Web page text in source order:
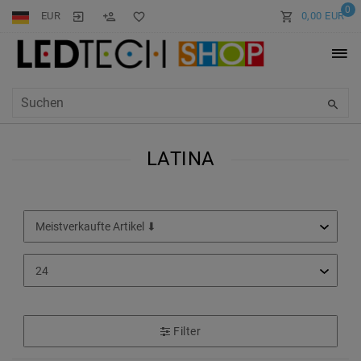
EUR 0
0,00 EUR
LATINA
Filter